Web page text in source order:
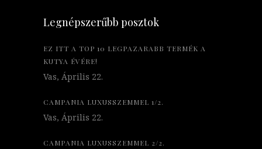
Legnépszerűbb posztok
EZ ITT A TOP 10 LEGPAZARABB TERMÉK A
KUTYA ÉVÉRE!
Vas, Április 22.
CAMPANIA LUXUSSZEMMEL 1/2.
Vas, Április 22.
CAMPANIA LUXUSSZEMMEL 2/2.